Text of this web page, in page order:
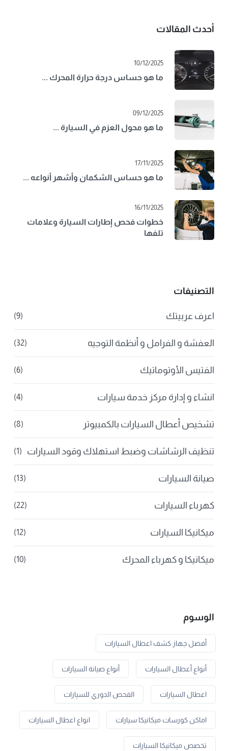
أحدث المقالات
10/12/2025
ما هو حساس درجة حرارة المحرك ...
09/12/2025
ما هو محول العزم في السيارة ...
17/11/2025
ما هو حساس الشكمان وأشهر أنواعه ...
16/11/2025
خطوات فحص إطارات السيارة وعلامات
تلفها
التصنيفات
اعرف عربيتك (9)
العفشة و الفرامل و أنظمة التوجيه (32)
الفتيس الأوتوماتيك (6)
انشاء و إدارة مركز خدمة سيارات (4)
تشخيص أعطال السيارات بالكمبيوتر (8)
تنظيف الرشاشات وضبط استهلاك وقود السيارات (1)
صيانة السيارات (13)
كهرباء السيارات (22)
ميكانيكا السيارات (12)
ميكانيكا و كهرباء المحرك (10)
الوسوم
أفضل جهاز كشف اعطال السيارات
أنواع أعطال السيارات أنواع صيانة السيارات
اعطال السيارات الفحص الدوري للسيارات
اماكن كورسات ميكانيكا سيارات انواع اعطال السيارات
تخصص ميكانيكا السيارات